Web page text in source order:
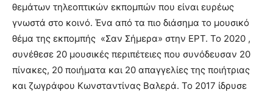
θεμάτων τηλεοπτικών εκπομπών που είναι ευρέως
γνωστά στο κοινό. Ένα από τα πιο διάσημα το μουσικό
θέμα της εκπομπής «Σαν Σήμερα» στην ΕΡΤ. Το 2020 ,
συνέθεσε 20 μουσικές περιπέτειες που συνόδευσαν 20
πίνακες, 20 ποιήματα και 20 απαγγελίες της ποιήτριας
και ζωγράφου Κωνσταντίνας Βαλερά. Το 2017 ίδρυσε